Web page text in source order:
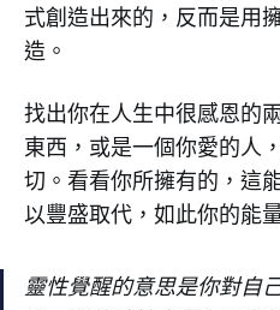
式創造出來的，反而是用
造。
找出你在人生中很感恩的
東西，或是一個你愛的人
切。看看你所擁有的，這
以豐盛取代，如此你的能
靈性覺醒的意思是你對自